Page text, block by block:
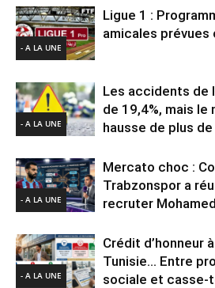
- A LA UNE
Ligue 1 :
amicales prévues
- A LA UNE
Les accidents de
de 19,4%, mais
hausse de plus de
- A LA UNE
Mercato choc :
Trabzonspor a
recruter
- A LA UNE
Crédit d’honneur
Tunisie… Entre
sociale et casse-